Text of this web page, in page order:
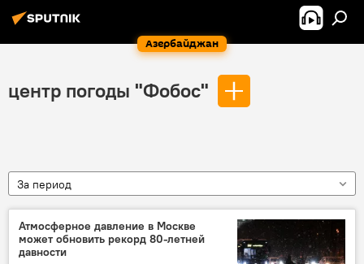
Азербайджан
центр погоды "Фобос"
За период
Атмосферное давление в Москве
может обновить рекорд 80-летней
давности